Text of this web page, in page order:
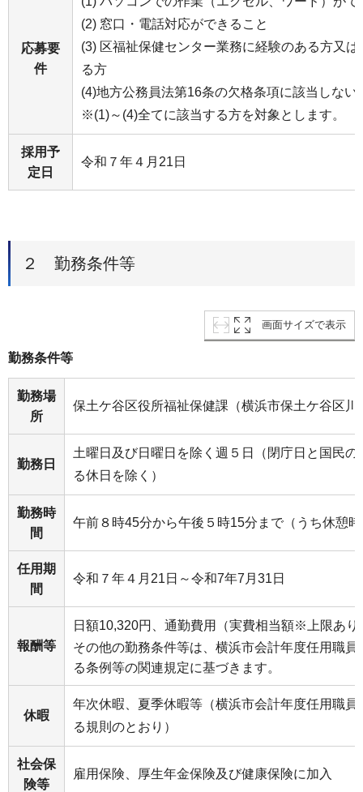
応募要
件
(2) 窓口・電話対応ができること
(3) 区福祉保健センター業務に経験のある方又
る方
(4)地方公務員法第16条の欠格条項に該当しない
※(1)～(4)全てに該当する方を対象とします。
採用予
定日
令和７年４月21日
２ 勤務条件等
画面サイズで表示
勤務条件等
勤務場
所
保土ケ谷区役所福祉保健課（横浜市保土ケ谷区川
勤務日
土曜日及び日曜日を除く週５日（閉庁日と国民
る休日を除く）
勤務時
間
午前８時45分から午後５時15分まで（うち休憩
任用期
間
令和７年４月21日～令和7年7月31日
報酬等
日額10,320円、通勤費用（実費相当額※上限あり
その他の勤務条件等は、横浜市会計年度任用職
る条例等の関連規定に基づきます。
休暇
年次休暇、夏季休暇等（横浜市会計年度任用職
る規則のとおり）
社会保
険等
雇用保険、厚生年金保険及び健康保険に加入